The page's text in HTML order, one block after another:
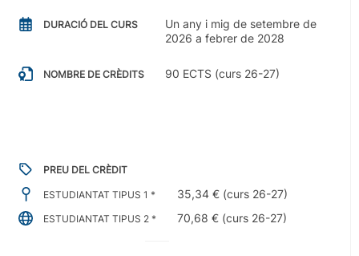
DURACIÓ DEL CURS
Un any i mig de setembre de
2026 a febrer de 2028
NOMBRE DE CRÈDITS 90 ECTS (curs 26-27)
PREU DEL CRÈDIT
ESTUDIANTAT TIPUS 1 * 35,34 € (curs 26-27)
ESTUDIANTAT TIPUS 2 * 70,68 € (curs 26-27)